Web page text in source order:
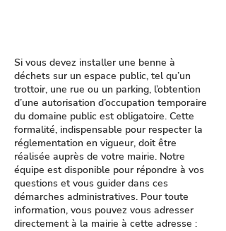
Si vous devez installer une benne à
déchets sur un espace public, tel qu’un
trottoir, une rue ou un parking, l’obtention
d’une autorisation d’occupation temporaire
du domaine public est obligatoire. Cette
formalité, indispensable pour respecter la
réglementation en vigueur, doit être
réalisée auprès de votre mairie. Notre
équipe est disponible pour répondre à vos
questions et vous guider dans ces
démarches administratives. Pour toute
information, vous pouvez vous adresser
directement à la mairie à cette adresse :